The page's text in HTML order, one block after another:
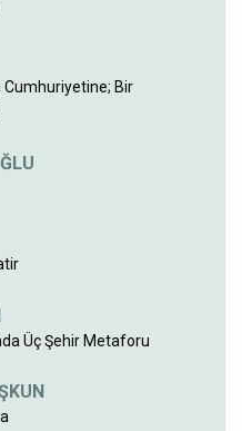
Cumhuriyetine; Bir
Üç Şehir Metaforu